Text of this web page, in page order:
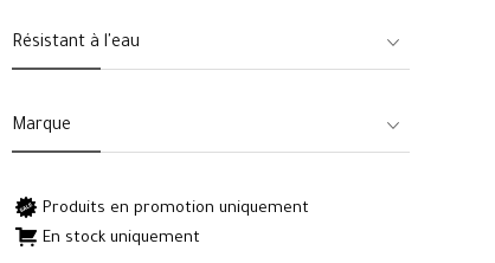
Résistant à l'eau
Marque
Produits en promotion uniquement
En stock uniquement